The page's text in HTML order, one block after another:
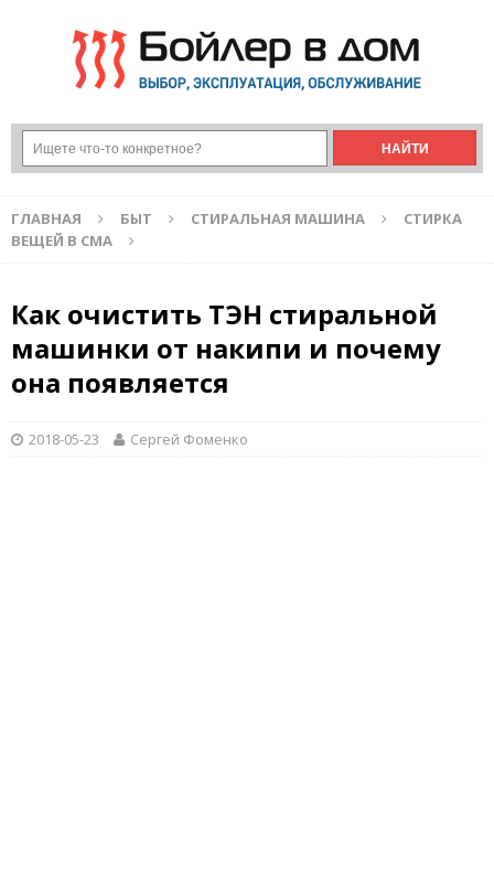
ГЛАВНАЯ БЫТ СТИРАЛЬНАЯ МАШИНА
СТИРКА
ВЕЩЕЙ В СМА
Как очистить ТЭН стиральной
машинки от накипи и почему
она появляется
2018-05-23 Сергей Фоменко